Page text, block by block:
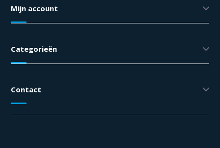
Mijn account
Categorieën
Contact